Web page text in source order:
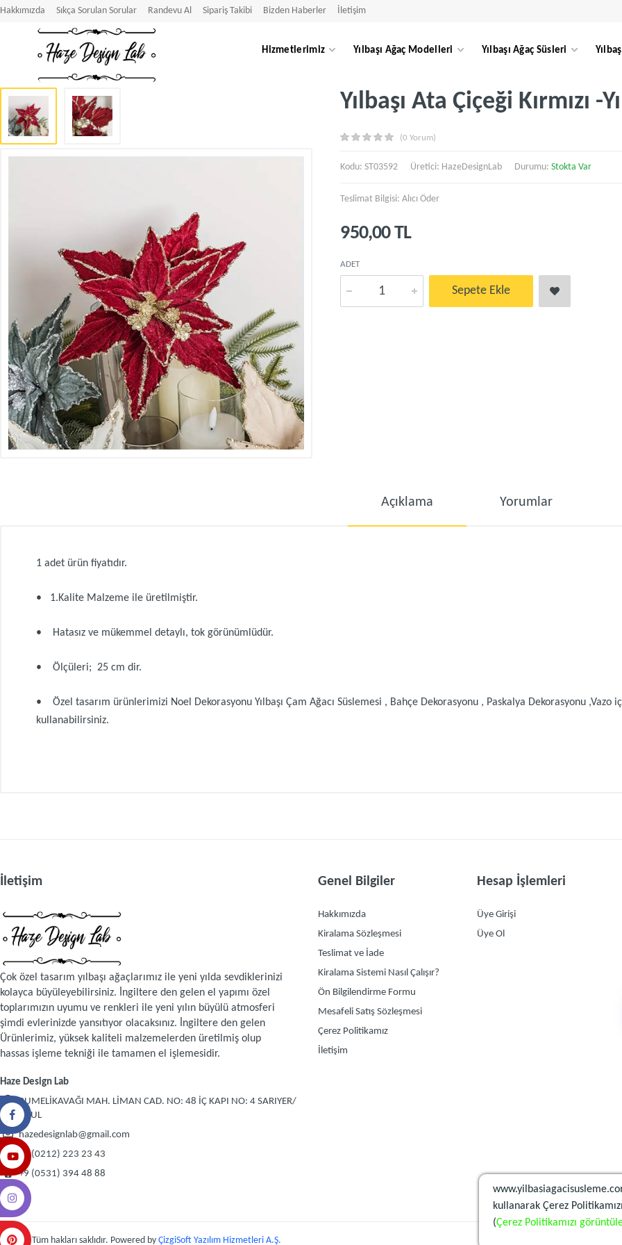
Hakkımızda Sıkça Sorulan Sorular Randevu Al Sipariş Takibi Bizden Haberler İletişim
Hizmetlerimiz Yılbaşı Ağaç Modelleri Yılbaşı Ağaç Süsleri
Yılbaşı Ata Çiçeği Kırmızı -
(0 Yorum)
Kodu: ST03592 Üretici: HazeDesignLab Durumu:Stokta Var
Teslimat Bilgisi: Alıcı Öder
950,00 TL
ADET
Sepete Ekle
Açıklama Yorumlar
1 adet ürün fiyatıdır.
• 1.Kalite Malzeme ile üretilmiştir.
• Hatasız ve mükemmel detaylı, tok görünümlüdür.
• Ölçüleri; 25 cm dir.
• Özel tasarım ürünlerimizi Noel Dekorasyonu Yılbaşı Çam Ağacı Süslemesi , Bahçe Dekorasyonu , Paskalya Dekorasyonu
kullanabilirsiniz.
İletişim
Çok özel tasarım yılbaşı ağaçlarımız ile yeni yılda sevdiklerinizi
kolayca büyüleyebilirsiniz. İngiltere den gelen el yapımı özel
toplarımızın uyumu ve renkleri ile yeni yılın büyülü atmosferi
şimdi evlerinizde yansıtıyor olacaksınız. İngiltere den gelen
Ürünlerimiz, yüksek kaliteli malzemelerden üretilmiş olup
hassas işleme tekniği ile tamamen el işlemesidir.
Haze Design Lab
RUMELİKAVAĞI MAH. LİMAN CAD. NO: 48 İÇ KAPI NO: 4 SARIYER/
İSTANBUL
hazedesignlab@gmail.com
+9 (0212) 223 23 43
+9 (0531) 394 48 88
Genel Bilgiler
Hakkımızda
Kiralama Sözleşmesi
Teslimat ve İade
Kiralama Sistemi Nasıl Çalışır?
Ön Bilgilendirme Formu
Mesafeli Satış Sözleşmesi
Çerez Politikamız
İletişim
Hesap İşlemleri
Üye Girişi
Üye Ol
© 2026 Tüm hakları saklıdır. Powered by ÇizgiSoft Yazılım Hizmetleri A.Ş.
kullanarak Çerez
(Çerez Politikamızı